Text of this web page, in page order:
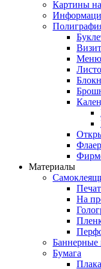
Картины на
Меню
Материалы
На
Баннерные
Бумага